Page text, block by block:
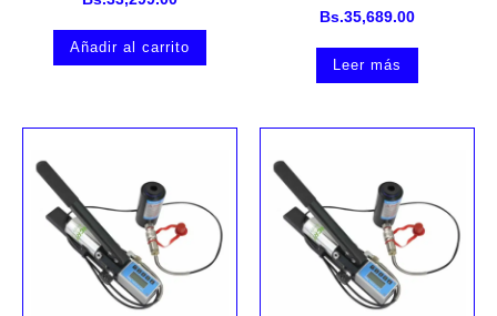
Añadir al carrito
Bs.35,689.00
Leer más